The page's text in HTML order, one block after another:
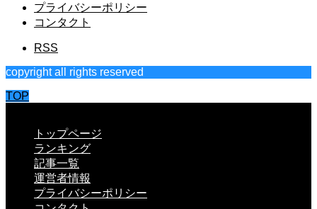
プライバシーポリシー
コンタクト
RSS
copyright all rights reserved
TOP
トップページ
ランキング
記事一覧
運営者情報
プライバシーポリシー